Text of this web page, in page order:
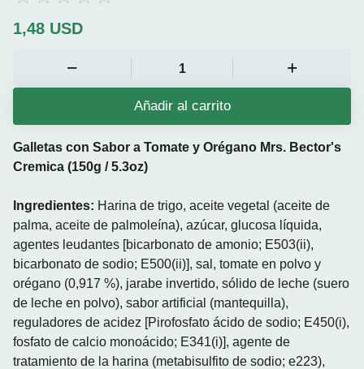
1,48 USD
Añadir al carrito
Galletas con Sabor a Tomate y Orégano Mrs. Bector's
Cremica (150g / 5.3oz)
Ingredientes: Harina de trigo, aceite vegetal (aceite de
palma, aceite de palmoleína), azúcar, glucosa líquida,
agentes leudantes [bicarbonato de amonio; E503(ii),
bicarbonato de sodio; E500(ii)], sal, tomate en polvo y
orégano (0,917 %), jarabe invertido, sólido de leche (suero
de leche en polvo), sabor artificial (mantequilla),
reguladores de acidez [Pirofosfato ácido de sodio; E450(i),
fosfato de calcio monoácido; E341(i)], agente de
tratamiento de la harina (metabisulfito de sodio; e223),